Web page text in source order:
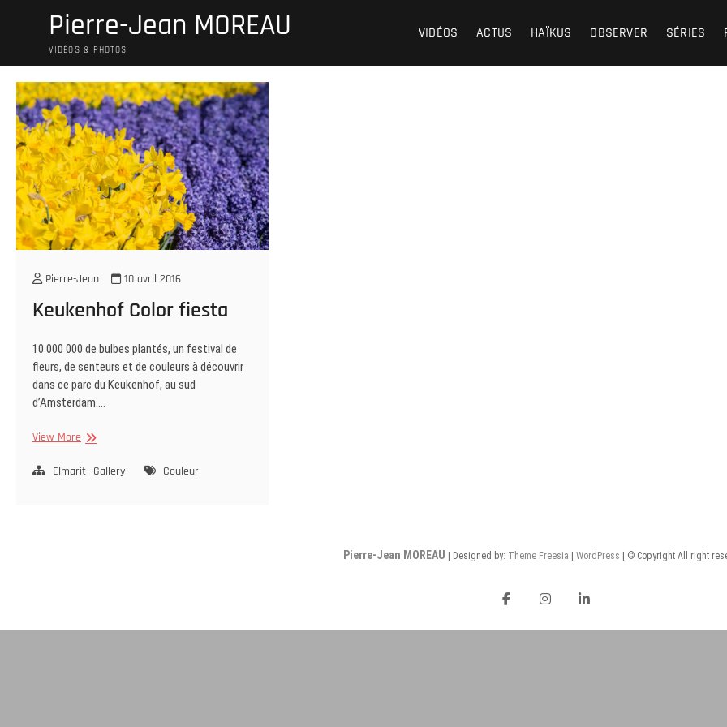
Pierre-Jean MOREAU
VIDÉOS & PHOTOS
VIDÉOS ACTUS HAÏKUS OBSERVER SÉRIES
Pierre-Jean 10 avril 2016
Keukenhof Color fiesta
10 000 000 de bulbes plantés, un festival de
fleurs, de senteurs et de couleurs à découvrir
dans ce parc du Keukenhof, au sud
d’Amsterdam.…
View More Keukenhof
fiesta
Elmarit Gallery Couleur
Pierre-Jean MOREAU | Designed by: Theme Freesia WordPress | © Copyright All right
facebookinstagram
Linkedin